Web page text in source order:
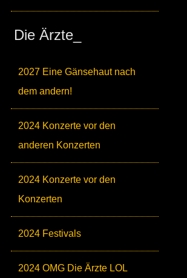
Die Ärzte_
2027 Eine Gänsehaut nach
dem andern!
2024 Konzerte vor den
anderen Konzerten
2024 Konzerte vor den
Konzerten
2024 Festivals
2024 OMG Die Ärzte LOL